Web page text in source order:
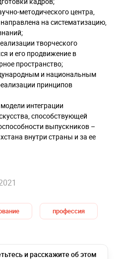
методического центра,
на систематизацию,
творческого
и его продвижение в
пространство;
и национальным
принципов
интеграции
способствующей
выпускников –
внутри страны и за ее
профессия
и расскажите об этом